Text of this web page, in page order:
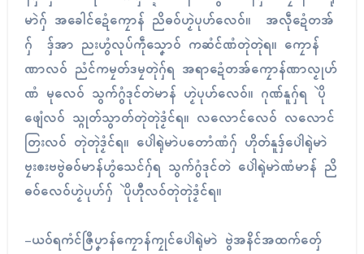
မာဲဂှ် အခေါၚ်ဍေံကၠောန် ညိဓဝ်ဟၟဲပုဟ်လေဝ်။ အလဵုဍေံတအ်
ဂှ် ဒှ်အာ ညးဟွံလုပ်ကဵုသၞောဝ် ကဆံၚ်ဏံတုဲတုဲရ။ ကၠောန်
ဏာလဝ် ညံၚ်ကမၠတ်ဒမၠတုဲဂှ်ရ အရာဍေံတအ်ကၠောန်ဏာလၟုဟ်
ဏံ မုလေဝ် သွက်ဂွံဒုၚ်တဲမာန် ဟၟဲပုဟ်လေဝ်။ ဂုဏ်နူဂှ်ရ ပိုဲ
ဖျေံလဝ် သ္ဂုတ်သွာတ်တုဲတုဲဒၟံၚ်ရ။ လလောၚ်လေဝ် လလောၚ်
တြးလဝ် တုဲတုဲဒၟံၚ်ရ။ ပေါဲရုဲမာဲပတောံဏံဂှ် ဟိုတ်နူဒှ်ပေါဲရုဲမာဲ
ဗၠးၜးဗဗွဲဓဝ်မာန်ဟွံသေၚ်ဂှ်ရ သွက်ဂွံဒုၚ်တဲ ပေါဲရုဲမာဲဏံမာန် ညိ
ဓဝ်လေဝ်ဟၟဲပုဟ်ဂှ် ပိုဲဟီုလဝ်တုဲတုဲဒၟံၚ်ရ။
-ယဝ်ရကံၚ်ဇြဳပၞာန်ကၠောန်ကၠုၚ်ပေါဲရုဲမာဲ ဗွဲအနိၚ်အထက်တှ်ေ